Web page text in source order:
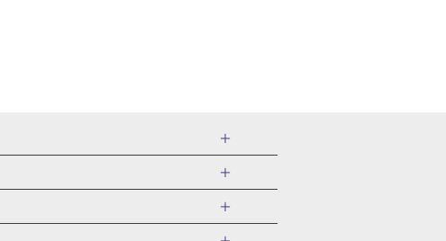
県 岐阜県
愛知県
川県 愛媛県
中国
ホテル・旅館